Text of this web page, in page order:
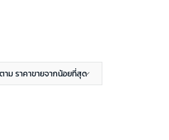
าม ราคาขายจากน้อยที่สุด